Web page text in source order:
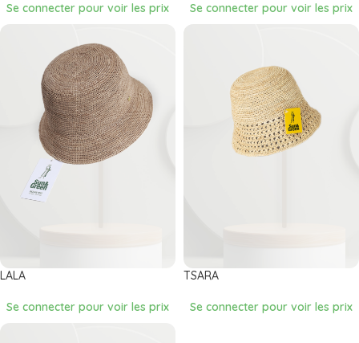
Se connecter pour voir les prix Se connecter pour voir les prix
LALA
Se connecter pour voir les prix
TSARA
Se connecter pour voir les prix